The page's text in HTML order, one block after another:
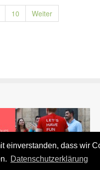
einverstanden, dass wir
Datenschutzerklärung
10 Weiter